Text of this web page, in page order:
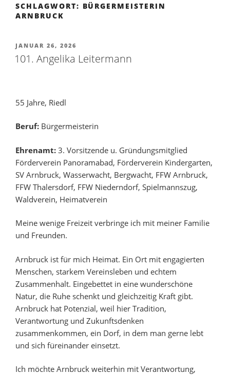
SCHLAGWORT: BÜRGERMEISTERIN
ARNBRUCK
VERÖFFENTLICHT
AM
JANUAR 26, 2026
101. Angelika Leitermann
55 Jahre, Riedl
Beruf: Bürgermeisterin
Ehrenamt: 3. Vorsitzende u. Gründungsmitglied
Förderverein Panoramabad, Förderverein Kindergarten,
SV Arnbruck, Wasserwacht, Bergwacht, FFW Arnbruck,
FFW Thalersdorf, FFW Niederndorf, Spielmannszug,
Waldverein, Heimatverein
Meine wenige Freizeit verbringe ich mit meiner Familie
und Freunden.
Arnbruck ist für mich Heimat. Ein Ort mit engagierten
Menschen, starkem Vereinsleben und echtem
Zusammenhalt. Eingebettet in eine wunderschöne
Natur, die Ruhe schenkt und gleichzeitig Kraft gibt.
Arnbruck hat Potenzial, weil hier Tradition,
Verantwortung und Zukunftsdenken
zusammenkommen, ein Dorf, in dem man gerne lebt
und sich füreinander einsetzt.
Ich möchte Arnbruck weiterhin mit Verantwortung,